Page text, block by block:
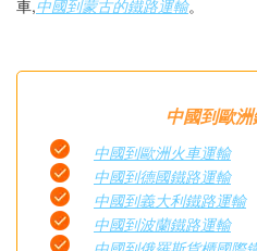
車,中國到蒙古的鐵路運輸。
中國到歐
中國到歐洲火車運輸
中國到德國鐵路運輸
中國到義大利鐵路運輸
中國到波蘭鐵路運輸